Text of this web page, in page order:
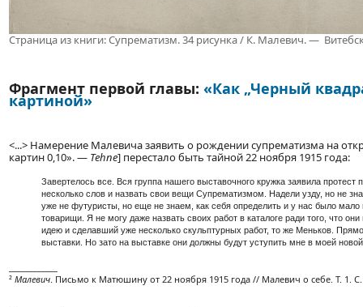
Страница из книги: Супрематизм. 34 рисунка / К. Малевич. —
Фрагмент первой главы: «Как „Черный
картиной»
<...> Намерение Малевича заявить о рождении супрематизма на
картин 0,10». — Tehne] перестало быть тайной 22 ноября 1915 года:
Завертелось все. Вся группа нашего выставочного кружка заявила
несколько слов и назвать свои вещи Супрематизмом. Надели узду, но не
уже не футуристы, но еще не знаем, как себя определить и у нас было мало
товарищи. Я не могу даже назвать своих работ в каталоге ради того, что
идею и сделавший уже несколько скульптурных работ, то же Меньков.
выставки. Но зато на выставке они должны будут уступить мне в моей
² Малевич. Письмо к Матюшину от 22 ноября 1915 года // Малевич о себе. Т. 1.